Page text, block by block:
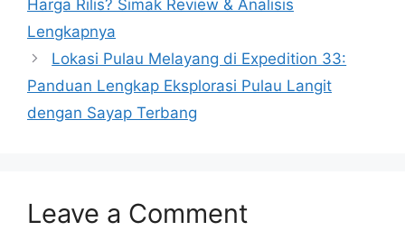
Harga Rilis? Simak Review & Analisis
Lengkapnya
Lokasi Pulau Melayang di Expedition 33:
Panduan Lengkap Eksplorasi Pulau Langit
dengan Sayap Terbang
Leave a Comment